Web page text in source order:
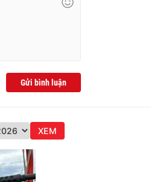
Gửi bình luận
XEM